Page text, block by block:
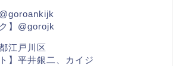
】@gorojk
江戸川区
】平井銀二、カイジ